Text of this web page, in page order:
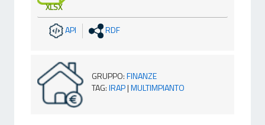
XLSX
API RDF
GRUPPO:FINANZE
TAG:IRAP|MULTIMPIANTO